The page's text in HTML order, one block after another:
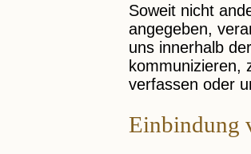
Soweit nicht
angegeben,
uns innerhalb
kommunizieren,
verfassen oder
Einbindung